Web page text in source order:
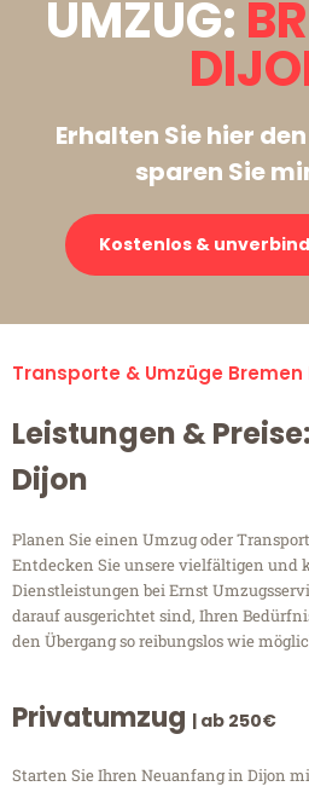
UMZUG:
Erhalten Sie hier den
sparen Sie
Kostenlos &
Transporte & Umzüge Bremen
Leistungen &
Dijon
Planen Sie einen Umzug oder
Entdecken Sie unsere vielfältigen und
Dienstleistungen bei Ernst
darauf ausgerichtet sind, Ihren
den Übergang so reibungslos wie
Privatumzug | ab 250€
Starten Sie Ihren Neuanfang in Dijon